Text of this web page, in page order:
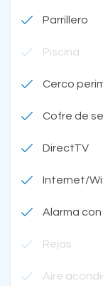
Parrillero
Piscina
Cerco
Cofre de
DirectTV
Internet/
Alarma
Rejas
Aire